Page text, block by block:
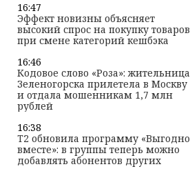
16:47
Эффект новизны объясняет
высокий спрос на покупку товаров
при смене категорий кешбэка
16:46
Кодовое слово «Роза»: жительница
Зеленогорска прилетела в Москву
и отдала мошенникам 1,7 млн
рублей
16:38
T2 обновила программу «Выгодно
вместе»: в группы теперь можно
добавлять абонентов других